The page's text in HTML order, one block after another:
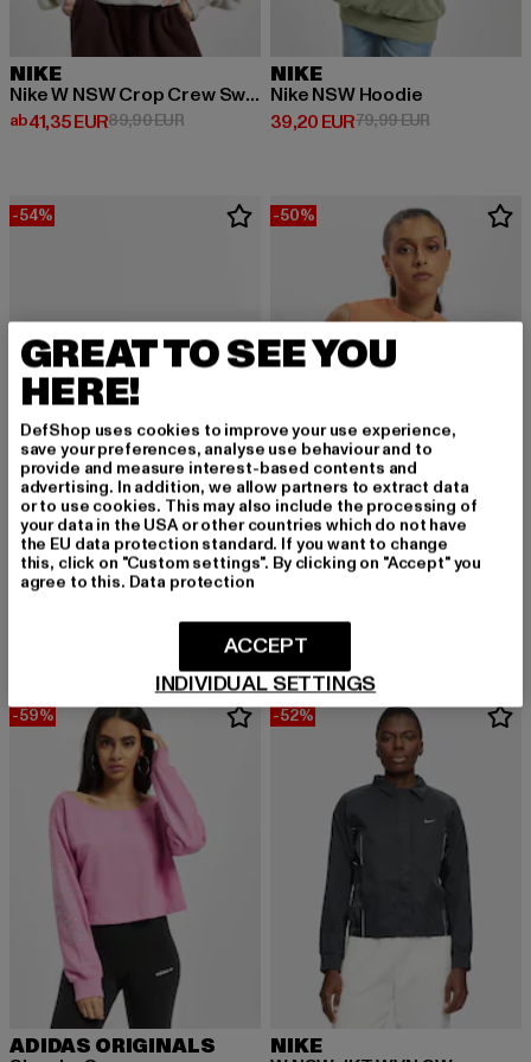
NIKE
Nike W NSW Crop Crew Sweater
ab41,35 EUR
Derzeitiger Preis: ab 41,35 EUR
89,90 EURAktionspreis: 89,90 EUR
NIKE
Nike NSW Hoodie
39,20 EUR
Derzeitiger Preis: 39,20 EUR
79,99 EURAktionspreis:
-54%
NIKE
Air Zoom Alpha
Derzeitiger Preis: ab 64,35 EUR
139,90 EURAktionspreis: 139,90 EUR
-50%
NIKE
Wash
-59%
ADIDAS ORIGINALS
-52%
NIKE
GREAT TO SEE YOU
HERE!
DefShop uses cookies to improve your use experience,
save your preferences, analyse use behaviour and to
provide and measure interest-based contents and
advertising. In addition, we allow partners to extract data
or to use cookies. This may also include the processing of
your data in the USA or other countries which do not have
the EU data protection standard. If you want to change
this, click on "Custom settings". By clicking on "Accept" you
agree to this. Data protection
INDIVIDUAL SETTINGS
ACCEPT